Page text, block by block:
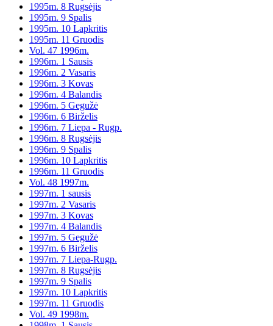
1995m. 8 Rugsėjis
1995m. 9 Spalis
1995m. 10 Lapkritis
1995m. 11 Gruodis
Vol. 47 1996m.
1996m. 1 Sausis
1996m. 2 Vasaris
1996m. 3 Kovas
1996m. 4 Balandis
1996m. 5 Gegužė
1996m. 6 Birželis
1996m. 7 Liepa - Rugp.
1996m. 8 Rugsėjis
1996m. 9 Spalis
1996m. 10 Lapkritis
1996m. 11 Gruodis
Vol. 48 1997m.
1997m. 1 sausis
1997m. 2 Vasaris
1997m. 3 Kovas
1997m. 4 Balandis
1997m. 5 Gegužė
1997m. 6 Birželis
1997m. 7 Liepa-Rugp.
1997m. 8 Rugsėjis
1997m. 9 Spalis
1997m. 10 Lapkritis
1997m. 11 Gruodis
Vol. 49 1998m.